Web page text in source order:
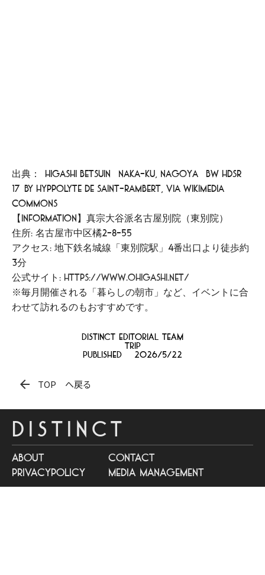
出典：[Higashi Betsuin (Naka-ku, Nagoya) BW hdsr
17]by Hyppolyte de Saint-Rambert, via Wikimedia
Commons
【Information】真宗大谷派名古屋別院（東別院）
住所: 名古屋市中区橘2-8-55
アクセス: 地下鉄名城線「東別院駅」4番出口より徒歩約
3分
公式サイト: https://www.ohigashi.net/
※毎月開催される「暮らしの朝市」など、イベントに合
わせて訪れるのもおすすめです。
distinct Editorial team
Trip
Published 2026/5/22
arrow_back TOP へ戻る
DISTINCT
about
contact
privacypolicy
media management